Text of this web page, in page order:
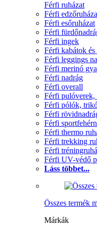
Férfi ruházat
Férfi
Férfi esőruházat
Férfi
Férfi ingek
Férfi kabátok
Férfi leggings
Férfi merinó
Férfi nadrág
Férfi overall
Férfi pulóverek,
Férfi pólók,
Férfi
Férfi
Férfi thermo
Férfi trekking
Férfi
Férfi UV-védő
Láss többet...
Összes termék
Márkák